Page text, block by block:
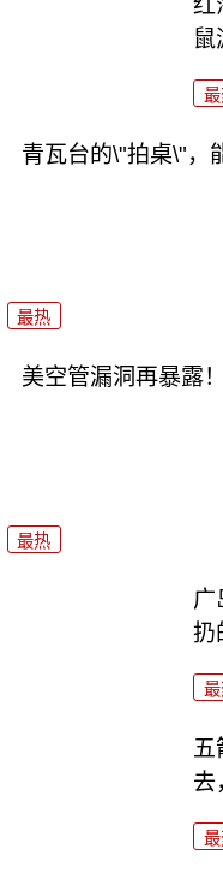
红
鼠
青瓦台的\"拍桌\"，
最热
美空管漏洞再暴露
最热
广
扔
五
去